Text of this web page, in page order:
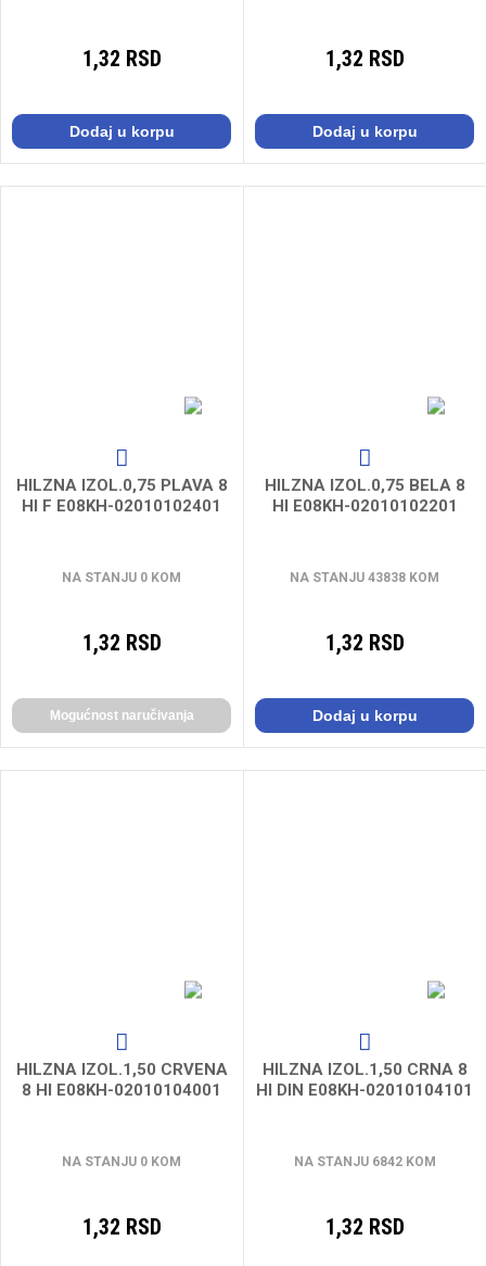
1,32 RSD
Dodaj u korpu
1,32 RSD
Dodaj u korpu
HILZNA IZOL.0,75 PLAVA 8
HI F E08KH-02010102401
NA STANJU 0 KOM
1,32 RSD
Mogućnost naručivanja
HILZNA IZOL.0,75 BELA 8
HI E08KH-02010102201
NA STANJU 43838 KOM
1,32 RSD
Dodaj u korpu
HILZNA IZOL.1,50 CRVENA
8 HI E08KH-02010104001
NA STANJU 0 KOM
1,32 RSD
HILZNA IZOL.1,50 CRNA 8
HI DIN E08KH-02010104101
NA STANJU 6842 KOM
1,32 RSD